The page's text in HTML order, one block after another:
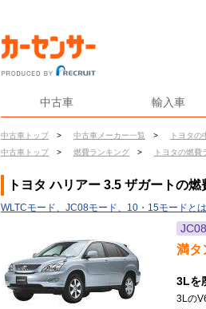
中古車 輸入車
中古車トップ > 中古車メーカー一覧 > トヨタの
中古車トップ
> 燃費ランキング > トヨタの燃費
トヨタ ハリアー 3.5 ザガートの燃
WLTCモード、JC08モード、10・15モードとは
JC08
満タ
3Lを
3Lの